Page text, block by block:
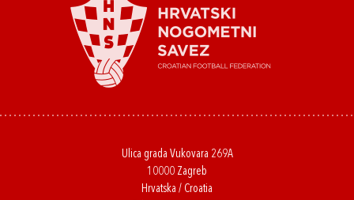
Ulica grada Vukovara 269A
10000 Zagreb
Hrvatska / Croatia